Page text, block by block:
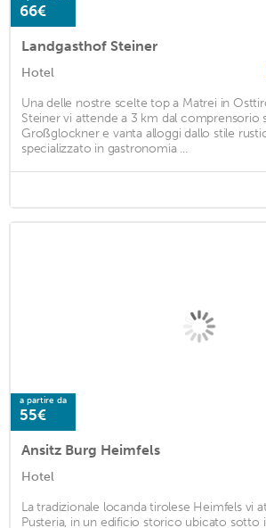
66€
Landgasthof Steiner
Hotel
Una delle nostre scelte top a Matrei in
Steiner vi attende a 3 km dal comprensorio
Großglockner e vanta alloggi dallo stile
specializzato in gastronomia ...
a partire da
55€
Ansitz Burg Heimfels
Hotel
La tradizionale locanda tirolese Heimfels vi
Pusteria, in un edificio storico ubicato sotto